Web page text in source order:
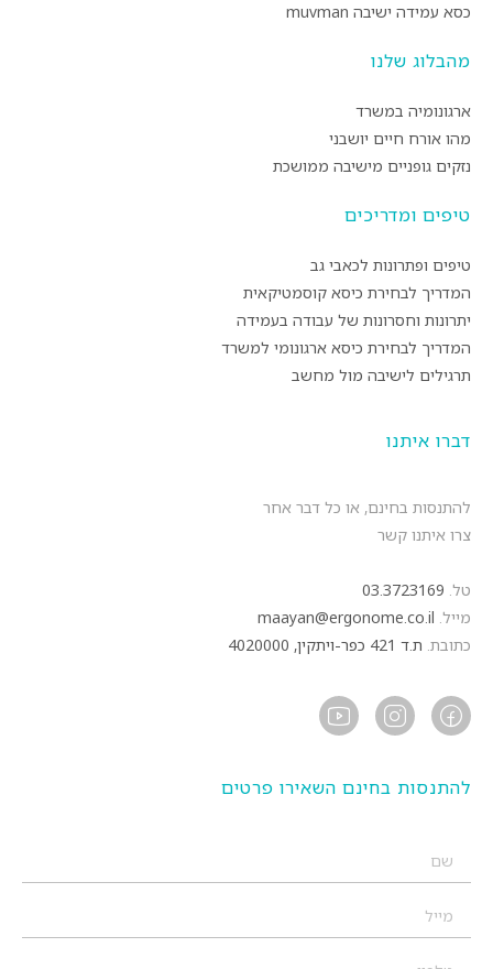
כסא עמידה ישיבה muvman
מהבלוג שלנו
ארגונומיה במשרד
מהו אורח חיים יושבני
נזקים גופניים מישיבה ממושכת
טיפים ומדריכים
טיפים ופתרונות לכאבי גב
המדריך לבחירת כיסא קוסמטיקאית
יתרונות וחסרונות של עבודה בעמידה
המדריך לבחירת כיסא ארגונומי למשרד
תרגילים לישיבה מול מחשב
דברו איתנו
להתנסות בחינם, או כל דבר אחר
צרו איתנו קשר
טל. 03.3723169
מייל. maayan@ergonome.co.il
כתובת. ת.ד 421 כפר-ויתקין, 4020000
להתנסות בחינם השאירו פרטים